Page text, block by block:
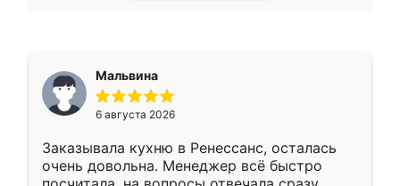
Мальвина
6 августа 2026
Заказывала кухню в Ренессанс, осталась
очень довольна. Менеджер всё быстро